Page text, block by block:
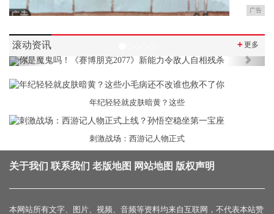
广告
滚动资讯 ＋更多
Previous Next
年纪轻轻就皮肤暗黄？这些
刺激战场：西游记人物正式
关于我们 联系我们 老版地图 网站地图 版权声明
本网站所有文字、图片、视频、音频等资料均来自互联网，不代表本站赞